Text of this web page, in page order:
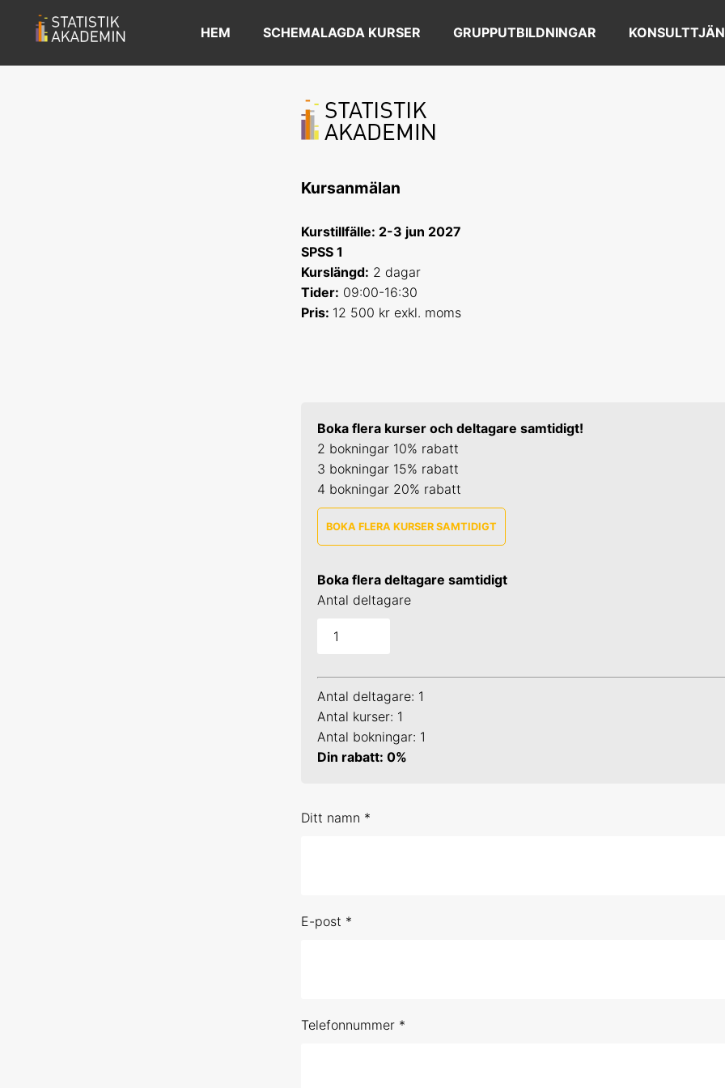
HEM SCHEMALAGDA KURSER GRUPPUTBILDNINGAR
Kursanmälan
Kurstillfälle: 2-3 jun 2027
SPSS 1
Kurslängd: 2 dagar
Tider: 09:00-16:30
Pris: 12 500 kr exkl. moms
Boka flera kurser och deltagare samtidigt!
2 bokningar 10% rabatt
3 bokningar 15% rabatt
4 bokningar 20% rabatt
BOKA FLERA KURSER SAMTIDIGT
25-26 aug 2026 Online
29-30 sep 2026 Online
24-25 nov 2026 Online
19-20 jan 2027 Online
16-17 mar 2027 Online
Boka flera deltagare samtidigt
Antal deltagare
Antal deltagare: 1
Antal kurser: 1
Antal bokningar: 1
Din rabatt: 0%
Ditt namn *
E-post *
Telefonnummer *